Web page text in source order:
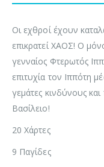
Οι εχθροί έχουν
επικρατεί ΧΑΟΣ! Ο
γενναίος Φτερωτός
επιτυχία τον Ιππότη
γεμάτες κινδύνους
Βασίλειο!
20 Χάρτες
9 Παγίδες